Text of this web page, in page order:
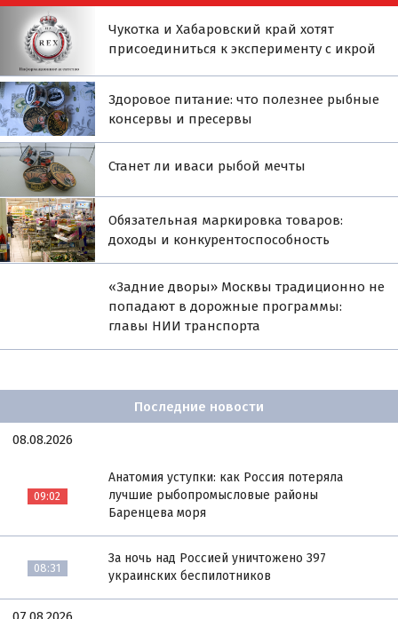
Чукотка и Хабаровский край хотят
присоединиться к эксперименту с икрой
Здоровое питание: что полезнее рыбные
консервы и пресервы
Станет ли иваси рыбой мечты
Обязательная маркировка товаров:
доходы и конкурентоспособность
«Задние дворы» Москвы традиционно не
попадают в дорожные программы:
главы НИИ транспорта
Последние новости
08.08.2026
09:02
Анатомия уступки: как Россия потеряла
лучшие рыбопромысловые районы
Баренцева моря
08:31
За ночь над Россией уничтожено 397
украинских беспилотников